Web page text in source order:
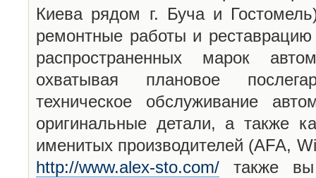
Киева рядом г. Буча и
ремонтные работы и
распространенных марок
охватывая плановое
техническое обслуживание
оригинальные детали, а также
именитых производителей (AFA,
http://www.alex-sto.com/ также